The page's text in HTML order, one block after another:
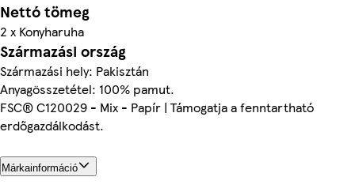
Nettó tömeg
2 x Konyharuha
Származási ország
Származási hely: Pakisztán
Anyagösszetétel: 100% pamut.
FSC® C120029 - Mix - Papír | Támogatja a fenntartható
erdőgazdálkodást.
Márkainformáció